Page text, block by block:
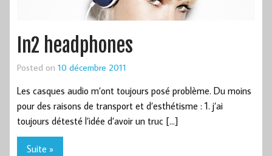
In2 headphones
Posted on 10 décembre 2011
Les casques audio m’ont toujours posé problème. Du moins
pour des raisons de transport et d’esthétisme : 1. j’ai
toujours détesté l’idée d’avoir un truc […]
Suite »